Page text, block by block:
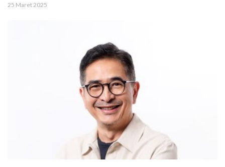
25 Maret 2025